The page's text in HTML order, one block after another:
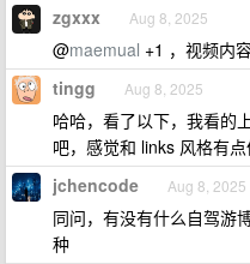
zgxxx Aug 8, 2025
@maemual +1 ，视频内
tingg Aug 8, 2025
哈哈，看了以下，我看的
吧，感觉和 links 风格有点
jchencode Aug 8, 2025
同问，有没有什么自驾游
种